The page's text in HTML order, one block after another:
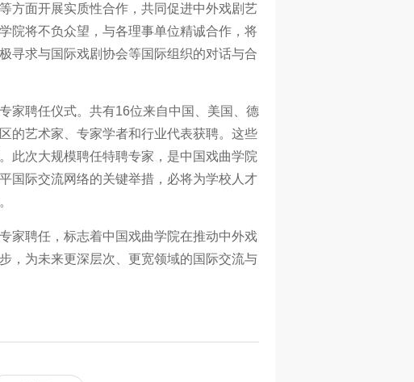
方面开展实质性合作，共同促进中外戏剧艺
院将不负众望，与各理事单位精诚合作，将
寻求与国际戏剧协会等国际组织的对话与合
家聘任仪式。共有16位来自中国、美国、德
的艺术家、专家学者和行业代表获聘。这些
此次大规模聘任特聘专家，是中国戏曲学院
国际交流网络的关键举措，必将为学校人才
家聘任，标志着中国戏曲学院在推动中外戏
，为未来更深层次、更宽领域的国际交流与